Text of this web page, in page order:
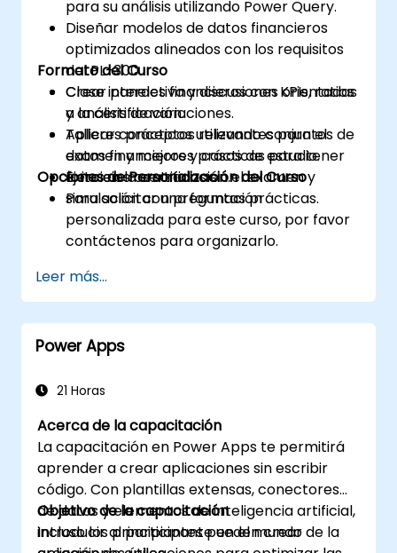
para su análisis utilizando Power Query.
Diseñar modelos de datos financieros
optimizados alineados con los requisitos
del PL-300.
Crear paneles financieros con KPIs, ratios
y análisis de variaciones.
Aplicar conceptos relevantes para el
examen y mejores prácticas para tener
éxito en la certificación.
Formato del Curso
Clase interactiva y discusiones orientadas
a la certificación.
Talleres prácticos utilizando conjuntos de
datos financieros y casos de estudio.
Ejercicios centrados en el examen y
simulación con preguntas prácticas.
Opciones de Personalización del Curso
Para solicitar una formación
personalizada para este curso, por favor
contáctenos para organizarlo.
Leer más...
Power Apps
21 Horas
Acerca de la capacitación
La capacitación en Power Apps te permitirá
aprender a crear aplicaciones sin escribir
código. Con plantillas extensas, conectores
de datos y elementos de inteligencia artificial,
incluso los principiantes pueden crear
Objetivo de la capacitación
Introducir al participante en el mundo de la